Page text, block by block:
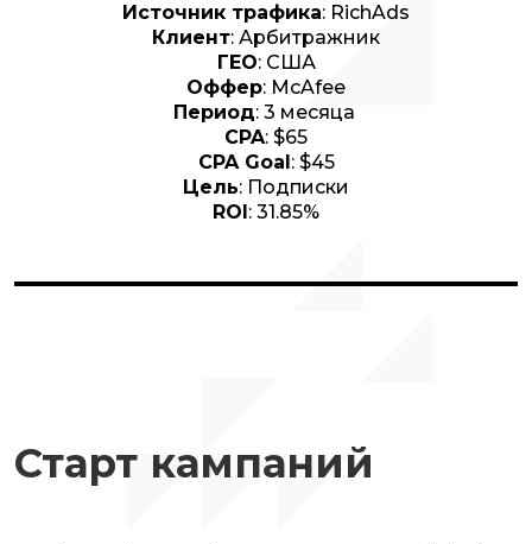
Источник трафика: RichAds
Клиент: Арбитражник
ГЕО: США
Оффер: McAfee
Период: 3 месяца
CPA: $65
CPA Goal : $45
Цель: Подписки
ROI : 31.85%
Старт кампаний